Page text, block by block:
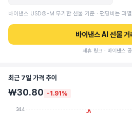
바이낸스 USDⓈ-M 무기한 선물 기준 · 펀딩비는 과
바이낸스 AI 선물 거
제휴 링크 · 바이낸스
최근 7일 가격 추이
₩30.80 -1.91%
34.4